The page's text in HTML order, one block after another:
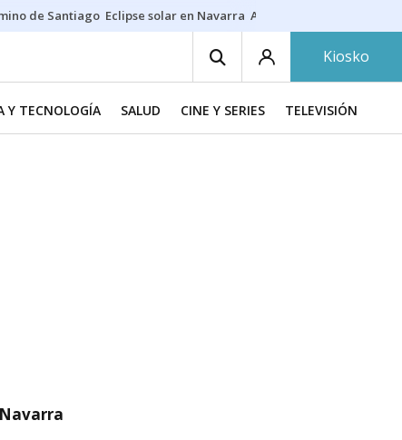
de Santiago Eclipse solar en Navarra Acertante Euromillones
Kiosko
Y TECNOLOGÍA SALUD CINE Y SERIES TELEVISIÓN